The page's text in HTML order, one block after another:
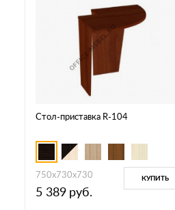
Стол-приставка R-104
750х730х730
5 389 руб.
КУПИТЬ